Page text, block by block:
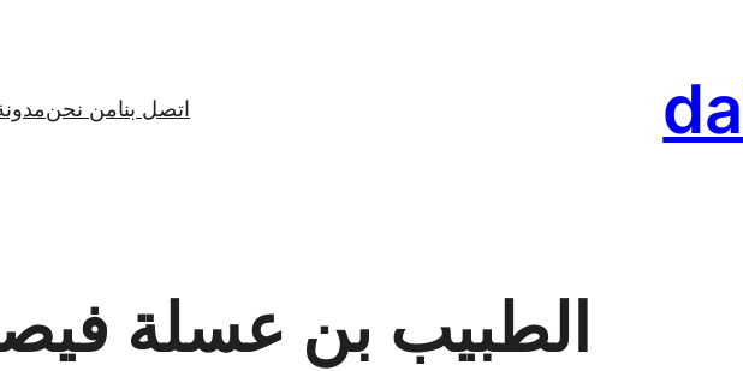
اتصل بنامن نحن
الطبيب بن عسلة